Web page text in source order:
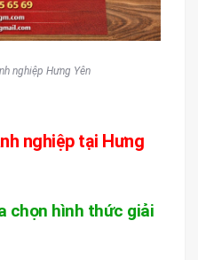
nghiệp Hưng Yên
nghiệp tại Hưng
chọn hình thức giải